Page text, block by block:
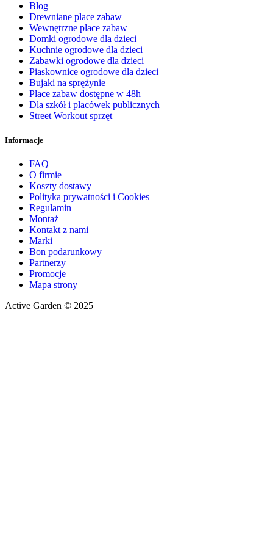
Blog
Drewniane place zabaw
Wewnętrzne place zabaw
Domki ogrodowe dla dzieci
Kuchnie ogrodowe dla dzieci
Zabawki ogrodowe dla dzieci
Piaskownice ogrodowe dla dzieci
Bujaki na sprężynie
Place zabaw dostępne w 48h
Dla szkół i placówek publicznych
Street Workout sprzęt
Informacje
FAQ
O firmie
Koszty dostawy
Polityka prywatności i Cookies
Regulamin
Montaż
Kontakt z nami
Marki
Bon podarunkowy
Partnerzy
Promocje
Mapa strony
Active Garden © 2025